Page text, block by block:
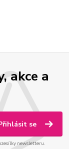
akce a
se
newsletteru.